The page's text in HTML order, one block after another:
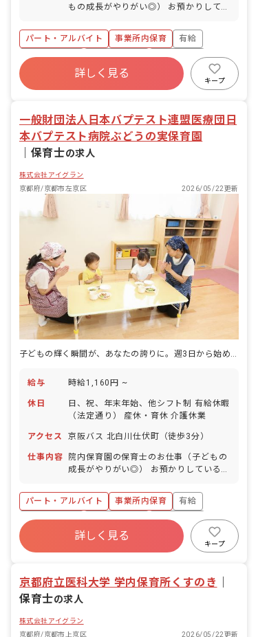
もの成長がやりがい◎） お預かりしてい
す。 ・食事・睡眠・排泄・清潔・衣類の
着脱等 ・集団生活を通じた社会性の装着
・行事の計画・実行、お知らせの作成
パート・アルバイト 事業所内保育
有給
福利厚生充実
産休育休制度
未経験歓迎
WEB面接OK
詳しく見る
キープ
一般財団法人日本バプテスト連盟医療団日
本バプテスト病院ぶどうの実保育園
保育士の求人
株式会社アイグラン
京都府/京都市左京区
2026/05/22更新
子どもの輝く瞬間が、あなたの誇りに。週3日から始める病院保育の魅力
給与 時給1,160円 ~
休日
日、祝、年末年始、他シフト制 有給休暇
（法定通り） 産休・育休 介護休業
アクセス 京阪バス 北白川仕伏町（徒歩3分）
仕事内容
院内保育園の保育士のお仕事（子どもの
成長がやりがい◎） お預かりしている子
食事・睡眠・排泄・清潔・衣類の着脱等
・集団生活を通じた社会性の装着 ・行事
の計画・実行、お知らせの作成
パート・アルバイト 事業所内保育
有給
福利厚生充実
産休育休制度
未経験歓迎
WEB面接OK
詳しく見る
キープ
京都府立医科大学 学内保育所くすのき
保育士の求人
株式会社アイグラン
京都府/京都市上京区
2026/05/22更新